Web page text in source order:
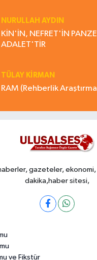
NURULLAH AYDIN
KİN'İN, NEFRET'İN
ADALET'TİR
TÜLAY KİRMAN
gazeteler,
dakika,haber sitesi,
ve Fikstür